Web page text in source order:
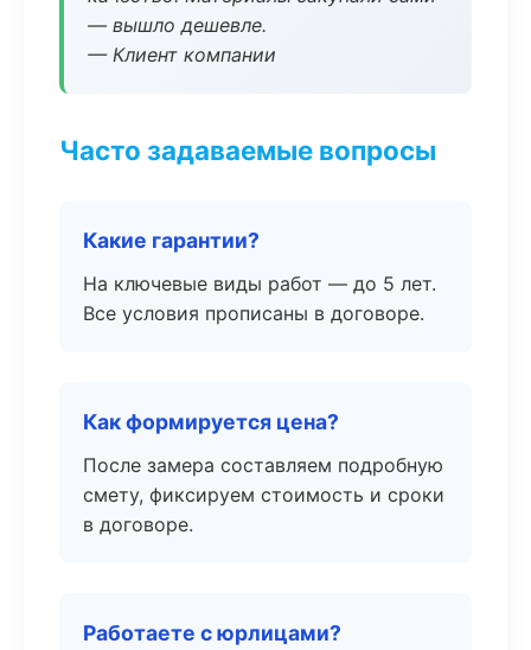
— вышло дешевле.
— Клиент компании
Часто задаваемые вопросы
Какие гарантии?
На ключевые виды работ — до 5 лет.
Все условия прописаны в договоре.
Как формируется цена?
После замера составляем подробную
смету, фиксируем стоимость и сроки
в договоре.
Работаете с юрлицами?